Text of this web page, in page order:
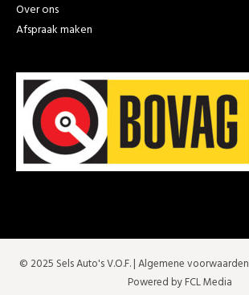
Over ons
Afspraak maken
© 2025 Sels Auto's V.O.F. |Algemene voorwaarden
Powered by FCL Media